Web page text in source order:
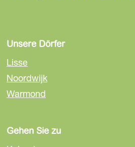
l
e
n
a
u
a
c
l
n
a
u
m
l
a
u
h
Unsere Dörfer
Lisse
Noordwijk
Warmond
Gehen Sie zu